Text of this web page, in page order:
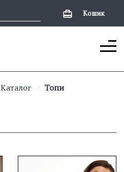
Кошик
Каталог Топи